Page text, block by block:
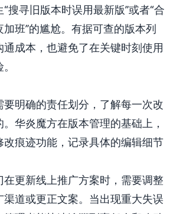
搜寻旧版本时误用最新版”或者“合
班”的尴尬。有据可查的版本列
成本，也避免了在关键时刻使用
要明确的责任划分，了解每一次改
华炎魔方在版本管理的基础上，
改痕迹功能，记录具体的编辑细节
在更新线上推广方案时，需要调整
渠道或更正文案。当出现重大失误